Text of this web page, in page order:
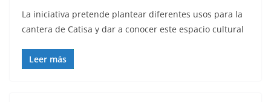
La iniciativa pretende plantear diferentes usos para la
cantera de Catisa y dar a conocer este espacio cultural
Leer más